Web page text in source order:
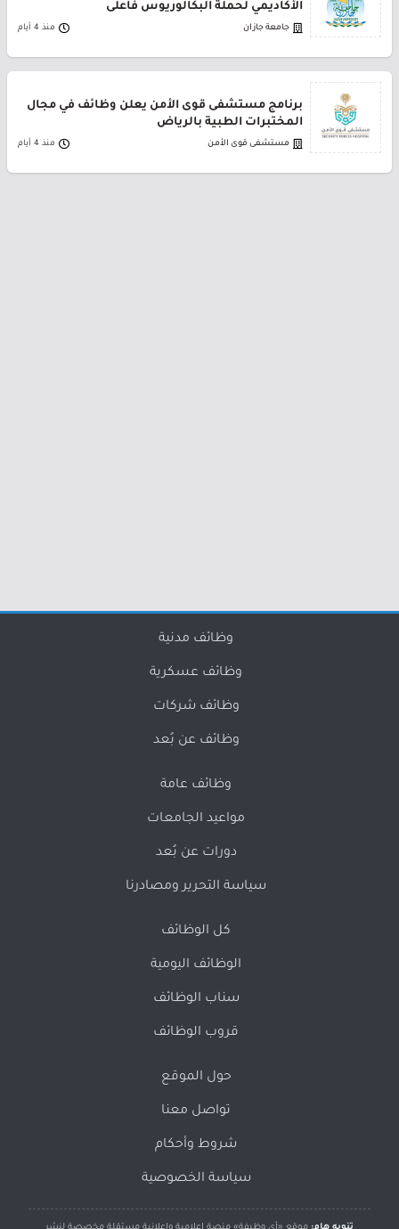
الأكاديمي لحملة البكالوريوس فأعلى
جامعة جازان منذ 4 أيام
برنامج مستشفى قوى الأمن يعلن وظائف في مجال
المختبرات الطبية بالرياض
مستشفى قوى الأمن منذ 4 أيام
وظائف مدنية
وظائف عسكرية
وظائف شركات
وظائف عن بُعد
وظائف عامة
مواعيد الجامعات
دورات عن بُعد
سياسة التحرير ومصادرنا
كل الوظائف
الوظائف اليومية
سناب الوظائف
قروب الوظائف
حول الموقع
تواصل معنا
شروط وأحكام
سياسة الخصوصية